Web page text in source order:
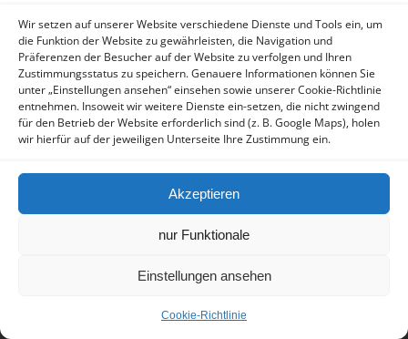
Wir setzen auf unserer Website verschiedene Dienste und Tools ein, um
die Funktion der Website zu gewährleisten, die Navigation und
Präferenzen der Besucher auf der Website zu verfolgen und Ihren
Zustimmungsstatus zu speichern. Genauere Informationen können Sie
unter „Einstellungen ansehen“ einsehen sowie unserer Cookie-Richtlinie
entnehmen. Insoweit wir weitere Dienste ein-setzen, die nicht zwingend
für den Betrieb der Website erforderlich sind (z. B. Google Maps), holen
wir hierfür auf der jeweiligen Unterseite Ihre Zustimmung ein.
Akzeptieren
nur Funktionale
Einstellungen ansehen
Cookie-Richtlinie